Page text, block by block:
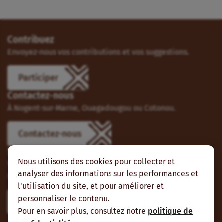
Nous utilisons des cookies pour collecter et
analyser des informations sur les performances et
l'utilisation du site, et pour améliorer et
personnaliser le contenu.
Pour en savoir plus, consultez notre politique de
Contribuez
Envoyez-nous vos contributions et vos suggestions.
Participer
Contactez-nous
À Nogent-sur-Marne, Ouagadougou ou Cotonou.
Contactez-nous
Suivez-nous
Vous pouvez aussi vous abonner à nos flux RSS et nous
suivre sur les réseaux sociaux.